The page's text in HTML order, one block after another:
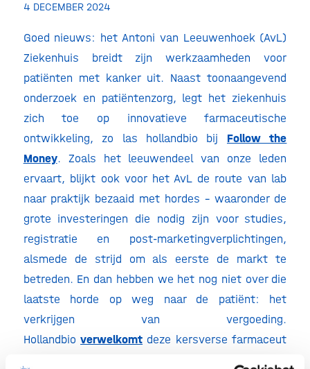
4 DECEMBER 2024
Goed nieuws: het Antoni van Leeuwenhoek (AvL)
Ziekenhuis breidt zijn werkzaamheden voor
patiënten met kanker uit. Naast toonaangevend
onderzoek en patiëntenzorg, legt het ziekenhuis
zich toe op innovatieve farmaceutische
ontwikkeling, zo las hollandbio bij Follow the
Money. Zoals het leeuwendeel van onze leden
ervaart, blijkt ook voor het AvL de route van lab
naar praktijk bezaaid met hordes – waaronder de
grote investeringen die nodig zijn voor studies,
registratie en post-marketingverplichtingen,
alsmede de strijd om als eerste de markt te
betreden. En dan hebben we het nog niet over die
laatste horde op weg naar de patiënt: het
verkrijgen van vergoeding.
Hollandbioverwelkomt deze kersverse farmaceut